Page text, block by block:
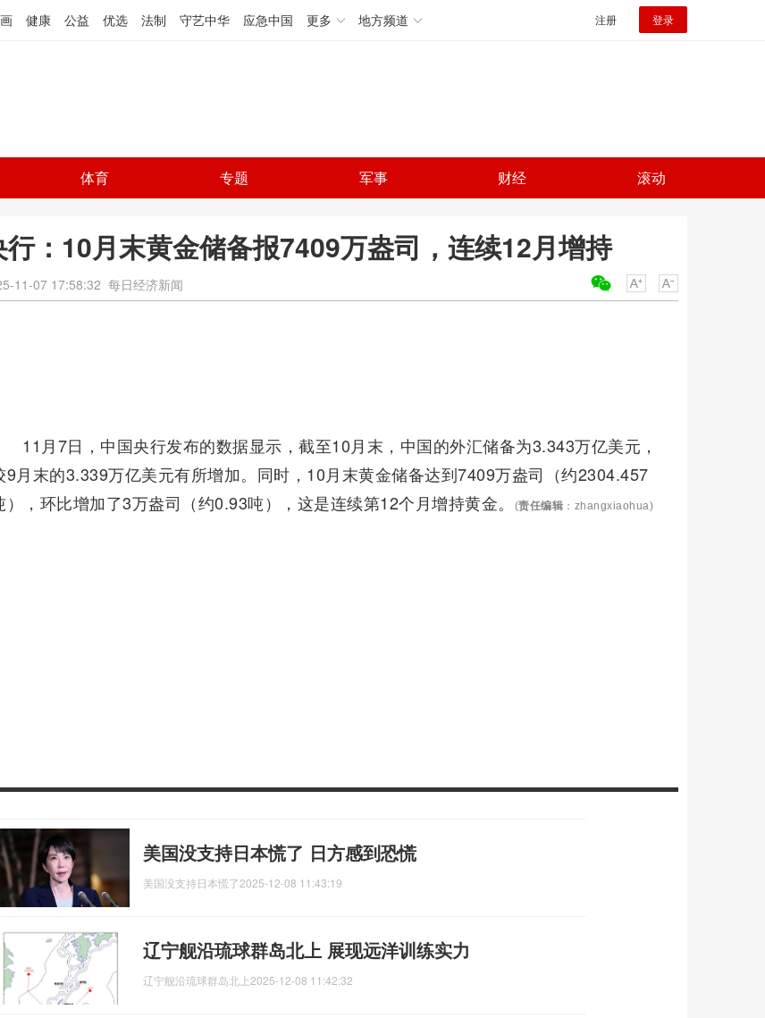
健康 公益 优选 法制 守艺中华 应急中国 更多 地方频道 注册 登录
体育 专题 军事 财经 滚动
行：10月末黄金储备报7409万盎司，连续12月增持
11-07 17:58:32 每日经济新闻
11月7日，中国央行发布的数据显示，截至10月末，中国的外汇储备为3.343万亿美元，
9月末的3.339万亿美元有所增加。同时，10月末黄金储备达到7409万盎司（约2304.457
），环比增加了3万盎司（约0.93吨），这是连续第12个月增持黄金。
(责任编辑 ：zhangxiaohua)
美国没支持日本慌了 日方感到恐慌
美国没支持日本慌了2025-12-08 11:43:19
辽宁舰沿琉球群岛北上 展现远洋训练实力
辽宁舰沿琉球群岛北上2025-12-08 11:42:32